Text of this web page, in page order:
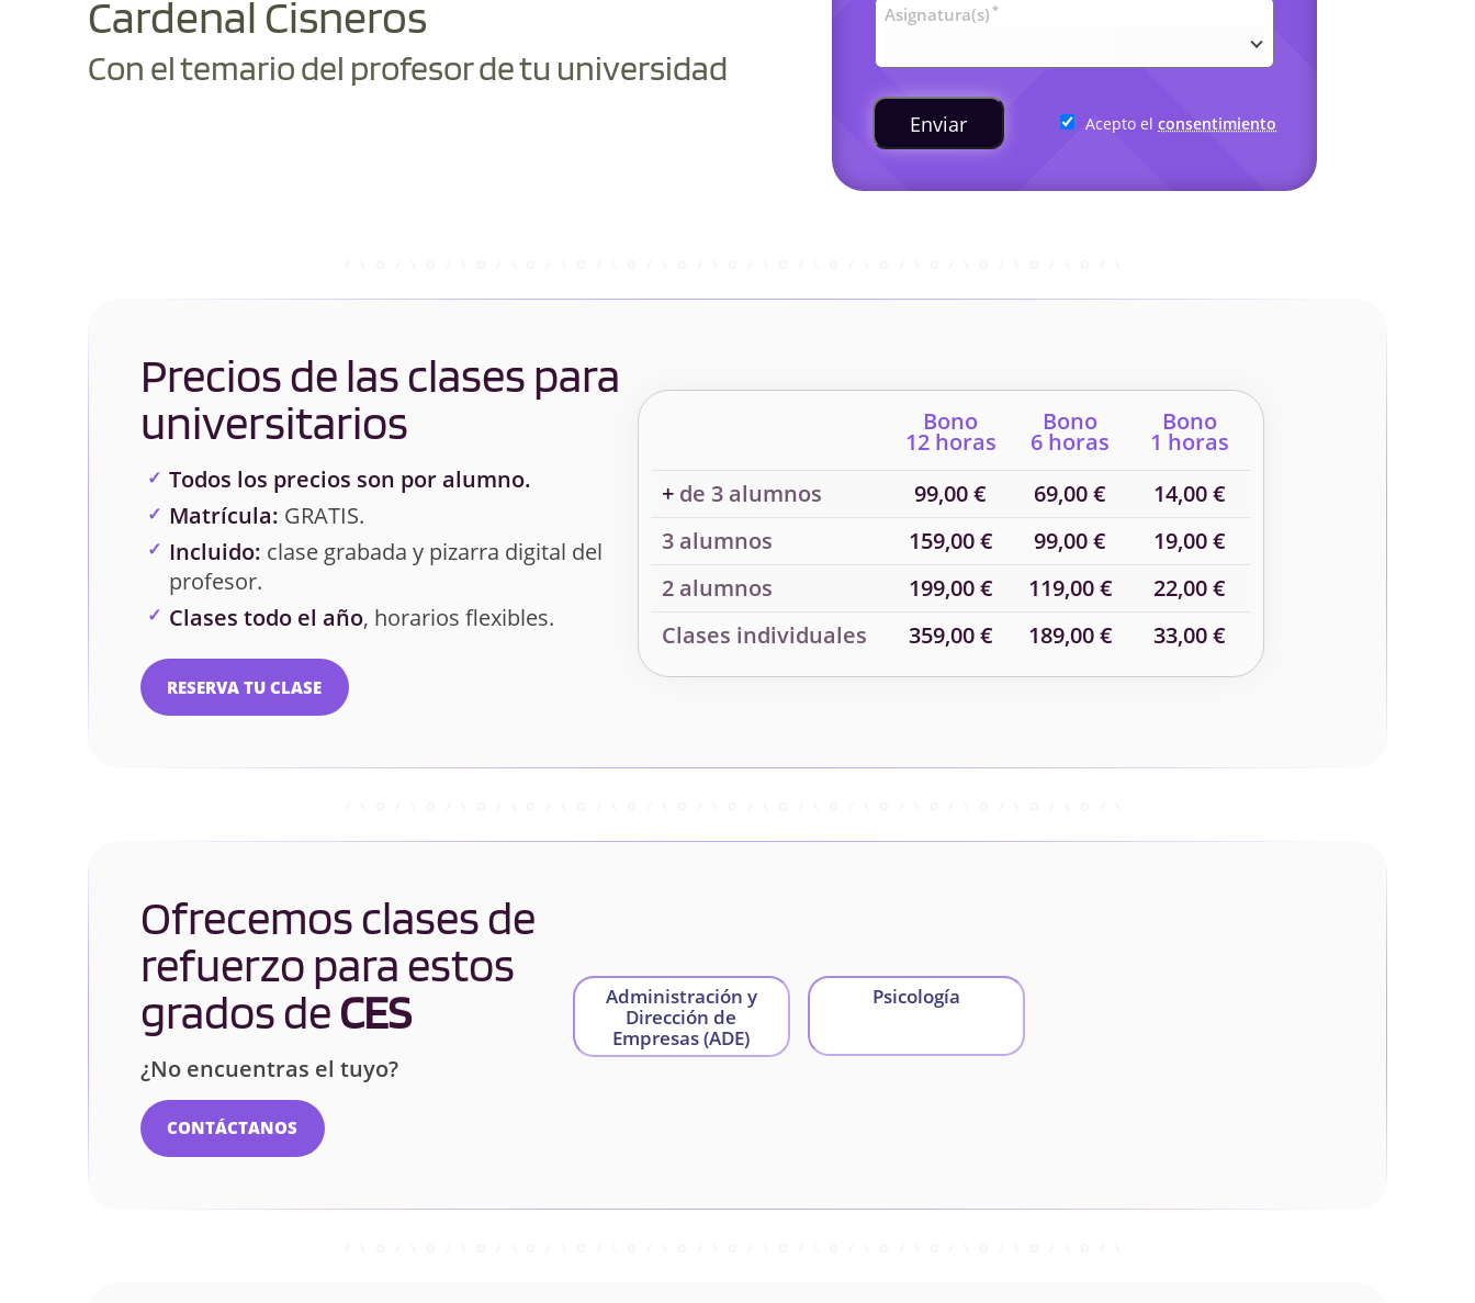
Cardenal Cisneros
Con el temario del profesor de tu universidad
Asignatura(s) *
Enviar Acepto elconsentimiento
Precios de las clases para
universitarios
Todos los precios son por alumno.
Matrícula: GRATIS.
Incluido: clase grabada y pizarra digital del
profesor.
Clases todo el año, horarios flexibles.
RESERVA TU CLASE
Bono
12 horas
Bono
6 horas
Bono
1 horas
+de 3 alumnos 99,00 € 69,00 €
14,00 €
3 alumnos
159,00 € 99,00 €
19,00 €
2 alumnos
199,00 € 119,00 €
22,00 €
Clases individuales
359,00 € 189,00 € 33,00 €
Ofrecemos clases de
refuerzo para estos
grados deCES
¿No encuentras el tuyo?
CONTÁCTANOS
Administración y
Dirección de
Empresas (ADE)
Psicología